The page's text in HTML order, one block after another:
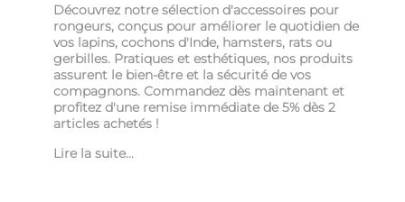
Découvrez notre sélection d'accessoires pour
rongeurs, conçus pour améliorer le quotidien de
vos lapins, cochons d'Inde, hamsters, rats ou
gerbilles. Pratiques et esthétiques, nos produits
assurent le bien-être et la sécurité de vos
compagnons. Commandez dès maintenant et
profitez d'une remise immédiate de 5% dès 2
articles achetés !
Lire la suite...